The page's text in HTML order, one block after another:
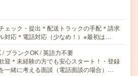
ェック・提出＊配送トラックの手配＊請求
対応＊電話対応（少なめ！）※最初は…
/ ブランクOK / 英語力不要
迎＊未経験の方でも安心スタート！・登録
一緒に考える面談（電話面談の場合）…